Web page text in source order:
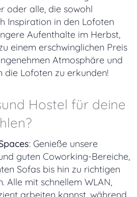
oder alle, die sowohl
Inspiration in den Lofoten
Aufenthalte im Herbst,
einem erschwinglichen Preis
Atmosphäre und
die Lofoten zu erkunden!
Hostel für deine
: Genieße unsere
guten Coworking-Bereiche,
Sofas bis hin zu richtigen
Alle mit schnellem WLAN,